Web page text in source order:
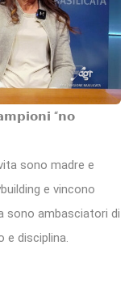
“𝗻𝗼
sono madre e
e vincono
sono ambasciatori di
e disciplina.